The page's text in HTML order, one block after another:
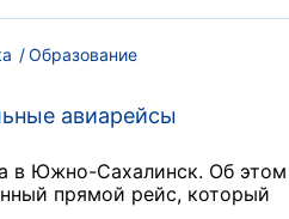
Образование
авиарейсы
в Южно-Сахалинск. Об этом
прямой рейс, который